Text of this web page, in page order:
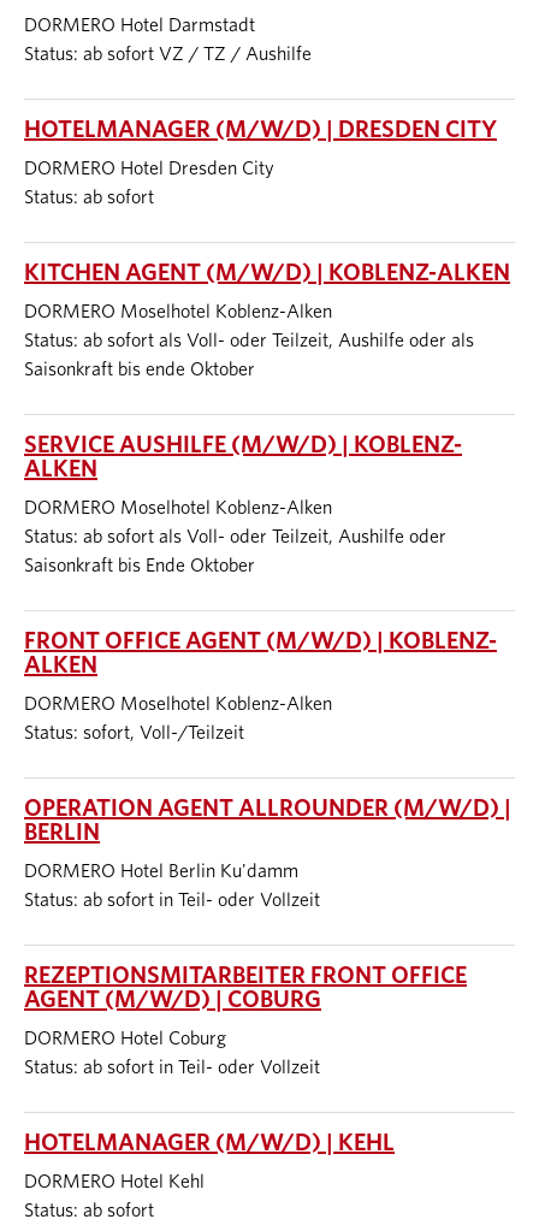
DORMERO Hotel Darmstadt
Status: ab sofort VZ / TZ / Aushilfe
HOTELMANAGER (M/W/D) | DRESDEN CITY
DORMERO Hotel Dresden City
Status: ab sofort
KITCHEN AGENT (M/W/D) | KOBLENZ-ALKEN
DORMERO Moselhotel Koblenz-Alken
Status: ab sofort als Voll- oder Teilzeit, Aushilfe oder als
Saisonkraft bis ende Oktober
SERVICE AUSHILFE (M/W/D) | KOBLENZ-
ALKEN
DORMERO Moselhotel Koblenz-Alken
Status: ab sofort als Voll- oder Teilzeit, Aushilfe oder
Saisonkraft bis Ende Oktober
FRONT OFFICE AGENT (M/W/D) | KOBLENZ-
ALKEN
DORMERO Moselhotel Koblenz-Alken
Status: sofort, Voll-/Teilzeit
OPERATION AGENT ALLROUNDER (M/W/D) |
BERLIN
DORMERO Hotel Berlin Ku'damm
Status: ab sofort in Teil- oder Vollzeit
REZEPTIONSMITARBEITER FRONT OFFICE
AGENT (M/W/D) | COBURG
DORMERO Hotel Coburg
Status: ab sofort in Teil- oder Vollzeit
HOTELMANAGER (M/W/D) | KEHL
DORMERO Hotel Kehl
Status: ab sofort